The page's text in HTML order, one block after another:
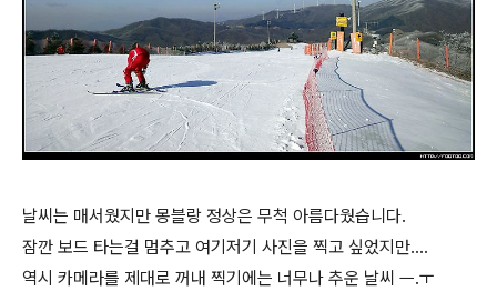
날씨는 매서웠지만 몽블랑 정상은 무척 아름다웠습니다.
잠깐 보드 타는걸 멈추고 여기저기 사진을 찍고 싶었지만....
역시 카메라를 제대로 꺼내 찍기에는 너무나 추운 날씨 ㅡ.ㅜ